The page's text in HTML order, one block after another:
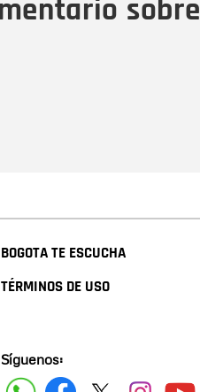
sobre
BOGOTA TE ESCUCHA
TÉRMINOS DE USO
Síguenos: